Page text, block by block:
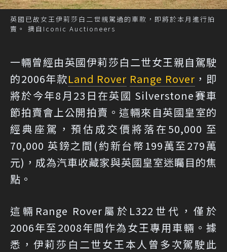
英國已故女王伊莉莎白二世親駕過的車款，即將於本月進行拍
賣。 摘自Iconic Auctioneers
一輛曾經由英國伊莉莎白二世女王親自駕駛
的2006年款Land Rover Range Rover ，即
將於今年8月23日在英國 Silverstone賽車
節拍賣會上公開拍賣。這輛來自英國皇室的
經典座駕，預估成交價將落在50,000 至
70,000 英鎊之間(約新台幣199萬至279萬
元)，成為汽車收藏家與英國皇室迷矚目的焦
點。
這輛Range Rover屬於L322世代，僅於
2006年至2008年間作為女王專用車輛。據
悉，伊莉莎白二世女王本人曾多次駕駛此